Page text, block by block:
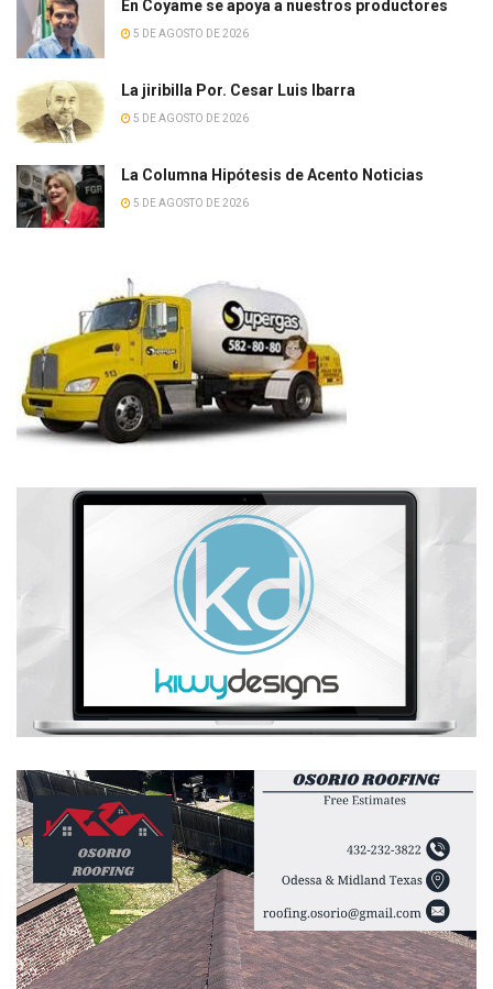
En Coyame se apoya a nuestros productores
5 DE AGOSTO DE 2026
La jiribilla Por. Cesar Luis Ibarra
5 DE AGOSTO DE 2026
La Columna Hipótesis de Acento Noticias
5 DE AGOSTO DE 2026